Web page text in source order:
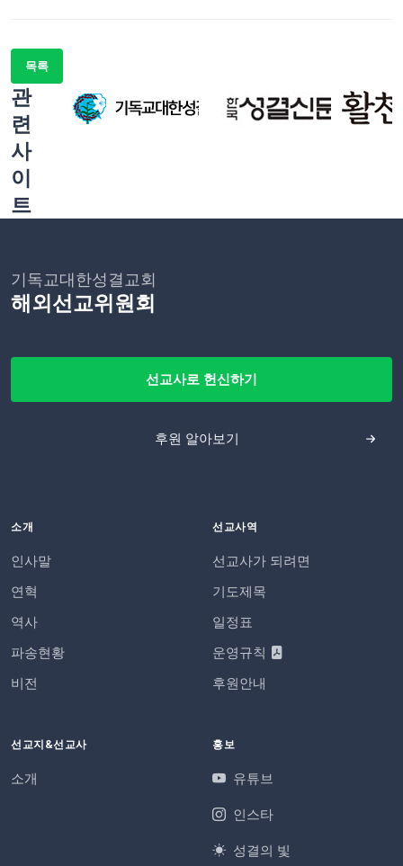
목록
관
련
사
이
트
기독교대한성결교회
해외선교위원회
선교사로 헌신하기
후원 알아보기
소개
인사말
연혁
역사
파송현황
비전
선교사역
선교사가 되려면
기도제목
일정표
운영규칙
후원안내
선교지&선교사
소개
홍보
유튜브
인스타
성결의 빛